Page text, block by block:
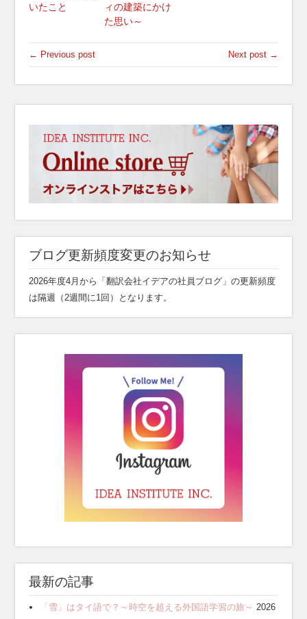
いたこと
ィの建築にかけ
た思い～
← Previous post Next post →
ブログ更新頻度変更のお知らせ
2026年度4月から「翻訳会社イデアの社員ブログ」の更新頻度
は隔週（2週間に1回）となります。
最新の記事
「雪」はタイ語で？～時空を超える外国語学習の旅～ 2026